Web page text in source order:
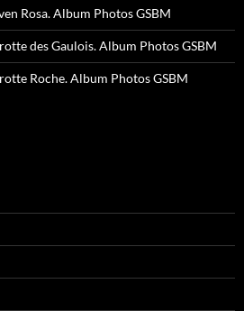
Rosa. Album Photos GSBM
des Gaulois. Album Photos GSBM
Roche. Album Photos GSBM